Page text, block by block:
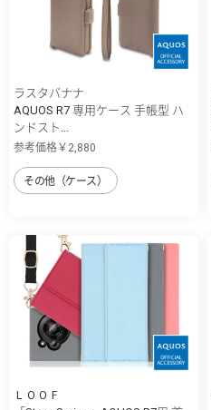
ラスタバナナ
AQUOS R7 専用ケース 手帳型 ハ
ンドスト...
参考価格￥2,880
その他（ケース）
ＬＯＯＦ